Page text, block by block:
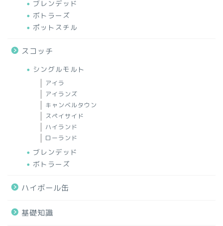
ブレンデッド
ボトラーズ
ポットスチル
スコッチ
シングルモルト
アイラ
アイランズ
キャンベルタウン
スペイサイド
ハイランド
ローランド
ブレンデッド
ボトラーズ
ハイボール缶
基礎知識